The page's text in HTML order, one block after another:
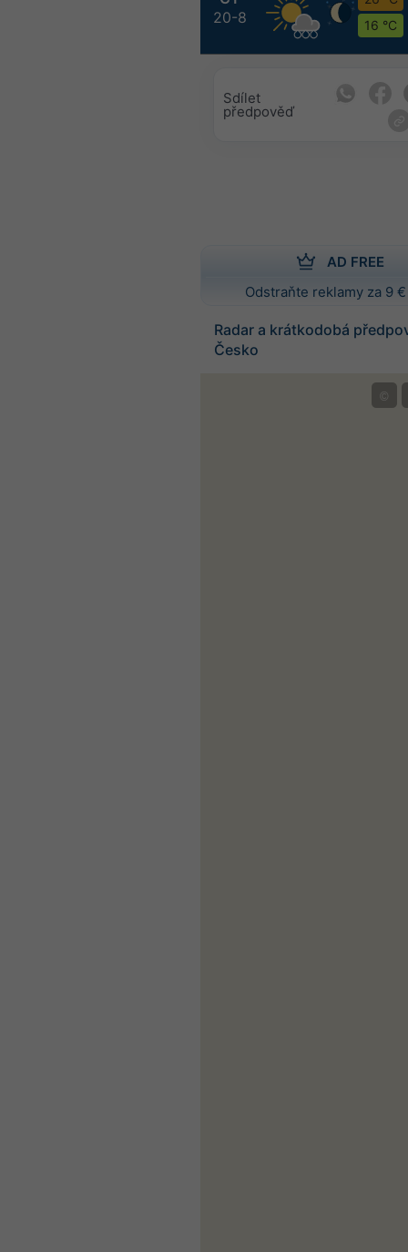
20-8
16 °C
Sdílet
předpověď
AD FREE
Odstraňte reklamy za 9
Radar a krátkodobá
Česko
©